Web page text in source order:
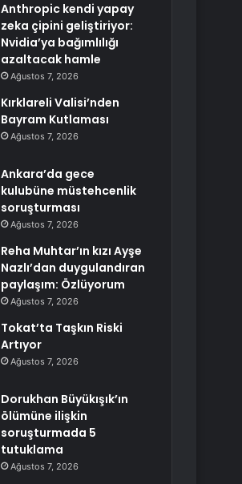
Anthropic kendi yapay
zeka çipini geliştiriyor:
Nvidia’ya bağımlılığı
azaltacak hamle
Ağustos 7, 2026
Kırklareli Valisi’nden
Bayram Kutlaması
Ağustos 7, 2026
Ankara’da gece
kulubüne müstehcenlik
soruşturması
Ağustos 7, 2026
Reha Muhtar’ın kızı Ayşe
Nazlı’dan duygulandıran
paylaşım: Özlüyorum
Ağustos 7, 2026
Tokat’ta Taşkın Riski
Artıyor
Ağustos 7, 2026
Dorukhan Büyükışık’ın
ölümüne ilişkin
soruşturmada 5
tutuklama
Ağustos 7, 2026